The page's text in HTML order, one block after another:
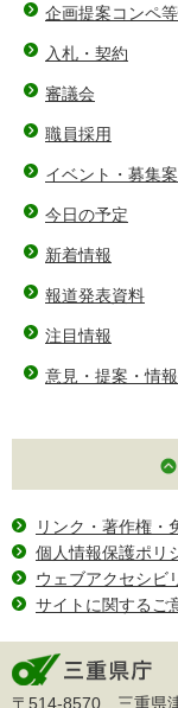
企画提案コンペ
入札・契約
審議会
職員採用
イベント・募集
今日の予定
新着情報
報道発表資料
注目情報
意見・提案・情
リンク・著作権・
個人情報保護ポリ
ウェブアクセシビ
サイトに関するご
〒514-8570 三重県